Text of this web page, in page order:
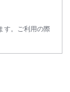
す。ご利用の際